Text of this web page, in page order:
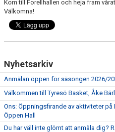
Kom till Forellhallen och heja fram
Välkomna!
Nyhetsarkiv
Anmälan öppen för säsongen 2026/
Välkommen till Tyresö Basket, Åke
Ons: Öppningsfirande av aktiviteter på
Öppen Hall
Du har väll inte glömt att anmäla dig?